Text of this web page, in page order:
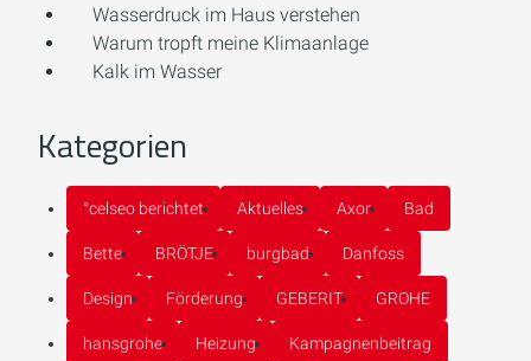
Wasserdruck im Haus verstehen
Warum tropft meine Klimaanlage
Kalk im Wasser
Kategorien
°celseo berichtet Aktuelles Axor Bad
Bette BRÖTJE burgbad Danfoss
Design Förderung GEBERIT GROHE
hansgrohe Heizung Kampagnenbeitrag